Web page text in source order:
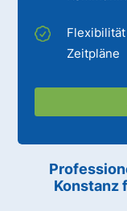
Zeitpläne
Konstanz